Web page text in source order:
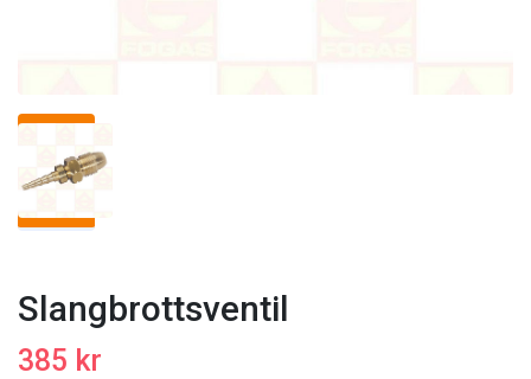
Slangbrottsventil
385 kr